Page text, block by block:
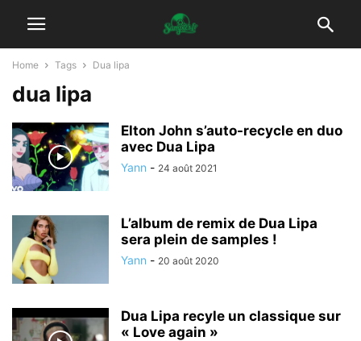
Home Tags Dua lipa
dua lipa
Elton John s’auto-recycle en duo
avec Dua Lipa
Yann - 24 août 2021
L’album de remix de Dua Lipa
sera plein de samples !
Yann - 20 août 2020
Dua Lipa recyle un classique sur
« Love again »